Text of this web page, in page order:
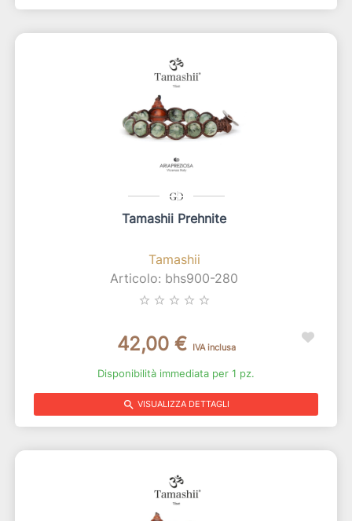
Tamashii Prehnite
Tamashii
Articolo: bhs900-280
star_border star_border star_border star_border star_border
42,00 € IVA inclusa
Disponibilità immediata per 1 pz.
search VISUALIZZA DETTAGLI